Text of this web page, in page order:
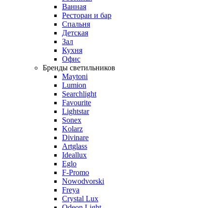
Ванная
Ресторан и бар
Спальня
Детская
Зал
Кухня
Офис
Бренды светильников
Maytoni
Lumion
Searchlight
Favourite
Lightstar
Sonex
Kolarz
Divinare
Artglass
Ideallux
Eglo
F-Promo
Nowodvorski
Freya
Crystal Lux